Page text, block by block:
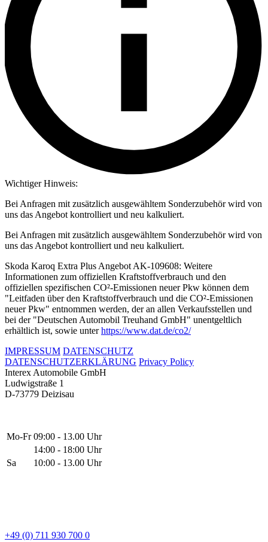
Wichtiger Hinweis:
Bei Anfragen mit zusätzlich ausgewähltem Sonderzubehör wird von
uns das Angebot kontrolliert und neu kalkuliert.
Bei Anfragen mit zusätzlich ausgewähltem Sonderzubehör wird von
uns das Angebot kontrolliert und neu kalkuliert.
Skoda Karoq Extra Plus Angebot AK-109608: Weitere
Informationen zum offiziellen Kraftstoffverbrauch und den
offiziellen spezifischen CO²-Emissionen neuer Pkw können dem
"Leitfaden über den Kraftstoffverbrauch und die CO²-Emissionen
neuer Pkw" entnommen werden, der an allen Verkaufsstellen und
bei der "Deutschen Automobil Treuhand GmbH" unentgeltlich
erhältlich ist, sowie unterhttps://www.dat.de/co2/
IMPRESSUM DATENSCHUTZ
DATENSCHUTZERKLÄRUNG Privacy Policy
Interex Automobile GmbH
Ludwigstraße 1
D-73779 Deizisau
Mo-Fr 09:00 - 13.00 Uhr
14:00 - 18:00 Uhr
Sa
10:00 - 13.00 Uhr
+49 (0) 711 930 700 0